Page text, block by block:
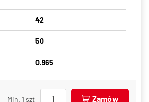
42
50
0.965
Min. 1 szt Zamów